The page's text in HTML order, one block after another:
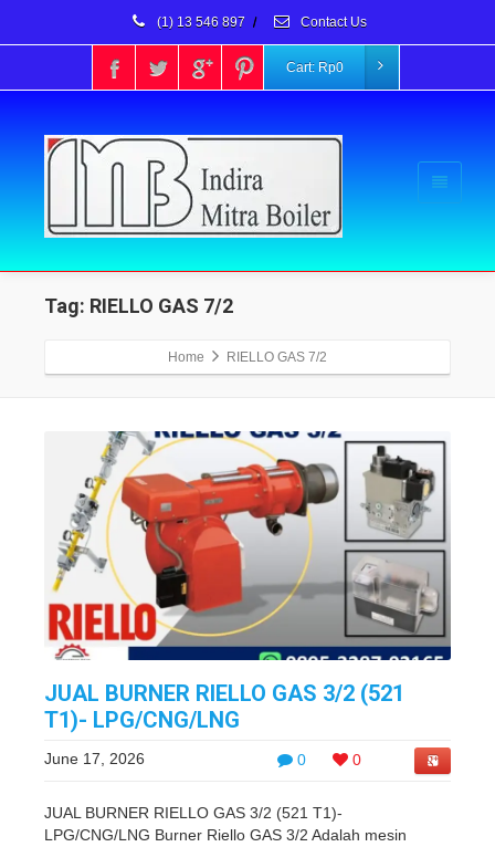
(1) 13 546 897 / Contact Us
Cart: Rp0
Tag: RIELLO GAS 7/2
Home RIELLO GAS 7/2
JUAL BURNER RIELLO GAS 3/2 (521
T1)- LPG/CNG/LNG
0 0
June 17, 2026
JUAL BURNER RIELLO GAS 3/2 (521 T1)-
LPG/CNG/LNG Burner Riello GAS 3/2 Adalah mesin